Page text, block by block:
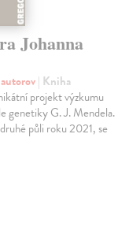
Johanna
| Kniha
projekt výzkumu
genetiky G. J. Mendela.
půli roku 2021, se